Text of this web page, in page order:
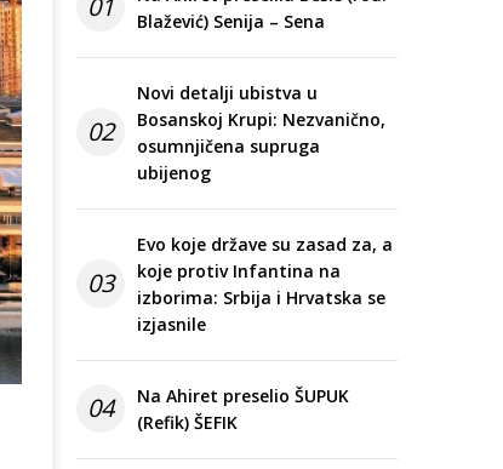
01
Blažević) Senija – Sena
02
Novi detalji ubistva u
Bosanskoj Krupi: Nezvanično,
osumnjičena supruga
ubijenog
03
Evo koje države su zasad za, a
koje protiv Infantina na
izborima: Srbija i Hrvatska se
izjasnile
04
Na Ahiret preselio ŠUPUK
(Refik) ŠEFIK